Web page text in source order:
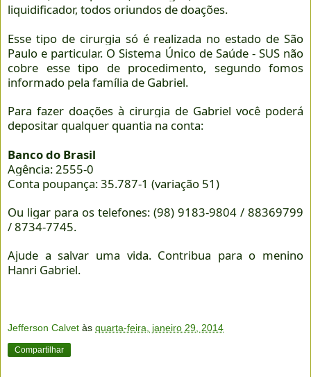
liquidificador, todos oriundos de doações.
Esse tipo de cirurgia só é realizada no estado de São
Paulo e particular. O Sistema Único de Saúde - SUS não
cobre esse tipo de procedimento, segundo fomos
informado pela família de Gabriel.
Para fazer doações à cirurgia de Gabriel você poderá
depositar qualquer quantia na conta:
Banco do Brasil
Agência: 2555-0
Conta poupança: 35.787-1 (variação 51)
Ou ligar para os telefones: (98) 9183-9804 / 88369799
/ 8734-7745.
Ajude a salvar uma vida. Contribua para o menino
Hanri Gabriel.
Jefferson Calvet às quarta-feira, janeiro 29, 2014
Compartilhar